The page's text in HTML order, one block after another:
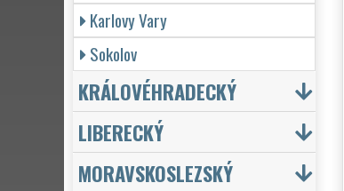
Karlovy Vary
Sokolov
KRÁLOVÉHRADECKÝ
LIBERECKÝ
MORAVSKOSLEZSKÝ